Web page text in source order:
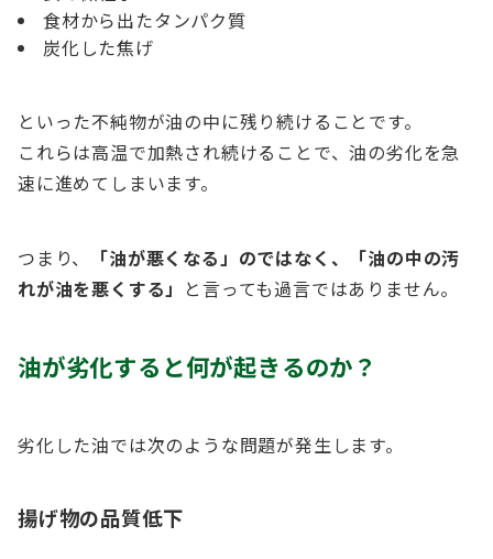
食材から出たタンパク質
炭化した焦げ
といった不純物が油の中に残り続けることです。
これらは高温で加熱され続けることで、油の劣化を急
速に進めてしまいます。
つまり、
「油が悪くなる」のではなく、「油の中の汚
れが油を悪くする」 と言っても過言ではありません。
油が劣化すると何が起きるのか？
劣化した油では次のような問題が発生します。
揚げ物の品質低下